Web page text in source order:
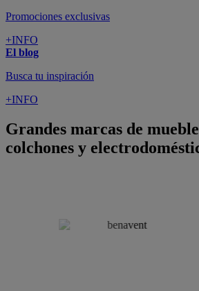
Promociones exclusivas
+INFO
El blog
Busca tu inspiración
+INFO
Grandes marcas de
colchones y